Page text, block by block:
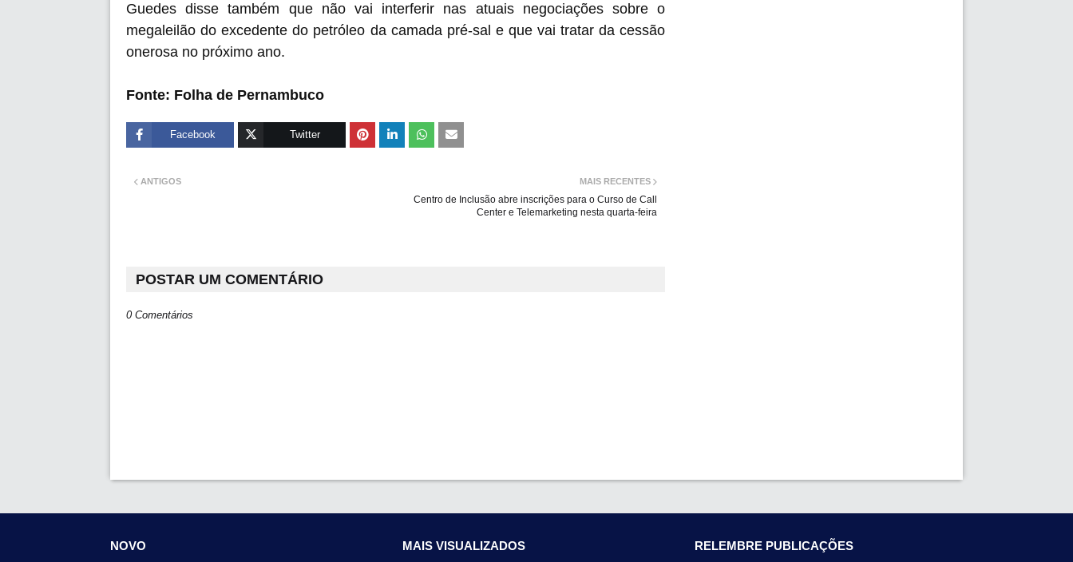
Guedes disse também que não vai interferir nas atuais negociações sobre o
megaleilão do excedente do petróleo da camada pré-sal e que vai tratar da cessão
onerosa no próximo ano.
Fonte: Folha de Pernambuco
Facebook Twitter
MAIS RECENTES
Centro de Inclusão abre inscrições para o Curso de Call
Center e Telemarketing nesta quarta-feira
ANTIGOS
POSTAR UM COMENTÁRIO
0 Comentários
NOVO MAIS VISUALIZADOS RELEMBRE PUBLICAÇÕES